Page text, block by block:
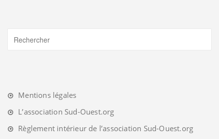
Mentions légales
L’association Sud-Ouest.org
Règlement intérieur de l’association Sud-Ouest.org